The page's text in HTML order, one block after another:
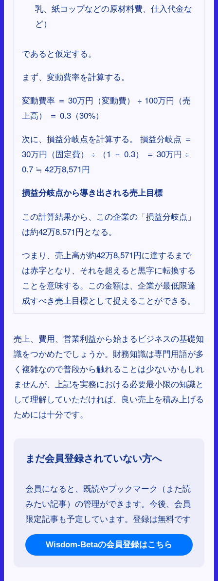
乳、紙コップなどの原材料費、仕入代金な
ど）
であると仮定する。
まず、変動費率を計算する。
変動費率 ＝ 30万円（変動費） ÷ 100万円（売
上高） ＝ 0.3（30%）
次に、損益分岐点を計算する。 損益分岐点 ＝
30万円（固定費） ÷ （1 － 0.3） ＝ 30万円 ÷
0.7 ≒ 42万8,571円
損益分岐点から導き出される売上目標
この計算結果から、この企業の「損益分岐点」
は約42万8,571円となる。
つまり、売上高が約42万8,571円に達するまで
は赤字となり、それを超えると黒字に転換する
ことを意味する。この金額は、企業が最低限達
成すべき売上目標として捉えることができる。
売上、費用、営業利益から始まるビジネスの基礎知
識をつかめたでしょうか。財務知識は専門用語が多
く複雑なので普段から触れることは少ないかもしれ
ませんが、上記を実務における必要最小限の知識と
して理解していただければ、良い売上を積み上げる
ためには十分です。
まだ会員登録されていない方へ
会員になると、既読やブックマーク（また読
みたい記事）の管理ができます。今後、会員
限定記事も予定しています。登録は無料です
Wisdom-Betaの会員登録はこちら